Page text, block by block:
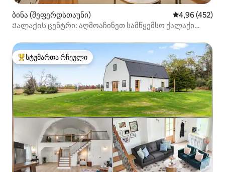
ბინა (შეფერდსთაუნი) საშუალო
4,96 (452)
Ქალაქის ცენტრი: აღმოაჩინეთ სამწყემსო ქალაქი
სტუმართა რჩეული მოწინავე ვარიანტი
სტუმართა რჩეული